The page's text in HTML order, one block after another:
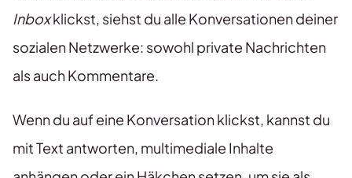
Inboxklickst, siehst du alle Konversationen deiner
sozialen Netzwerke: sowohl private Nachrichten
als auch Kommentare.
Wenn du auf eine Konversation klickst, kannst du
mit Text antworten, multimediale Inhalte